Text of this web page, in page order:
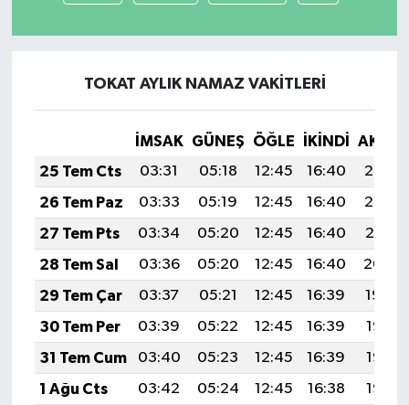
TOKAT AYLIK NAMAZ VAKITLERI
İMSAK GÜNEŞ ÖĞLE İKINDI
25 Tem Cts
03:31 05:18 12:45 16:40
20:03
26 Tem Paz
03:33 05:19 12:45 16:40
20:02
27 Tem Pts
03:34 05:20 12:45 16:40
20:01
28 Tem Sal
03:36 05:20 12:45 16:40
20:00
29 Tem Çar
03:37 05:21 12:45 16:39
19:59
30 Tem Per
03:39 05:22 12:45 16:39
19:58
31 Tem Cum
03:40 05:23 12:45 16:39
19:57
1 Ağu Cts
03:42 05:24 12:45 16:38
19:56